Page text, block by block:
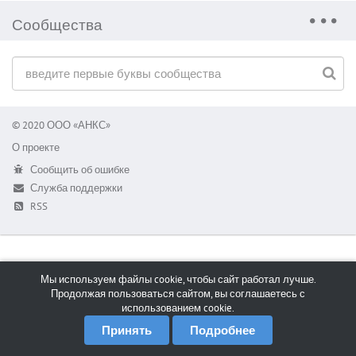
Сообщества
© 2020 ООО «АНКС»
О проекте
Сообщить об ошибке
Служба поддержки
RSS
Мы используем файлы cookie, чтобы сайт работал лучше.
Продолжая пользоваться сайтом, вы соглашаетесь с
использованием cookie.
Принять Подробнее